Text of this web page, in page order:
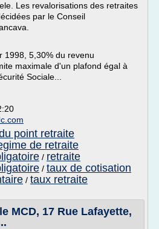
Les revalorisations des retraites
par le Conseil
1998, 5,30% du revenu
maximale d'un plafond égal à
Sociale...
point retraite
de retraite
/ retraite
/ taux de cotisation
/ taux retraite
MCD, 17 Rue Lafayette,